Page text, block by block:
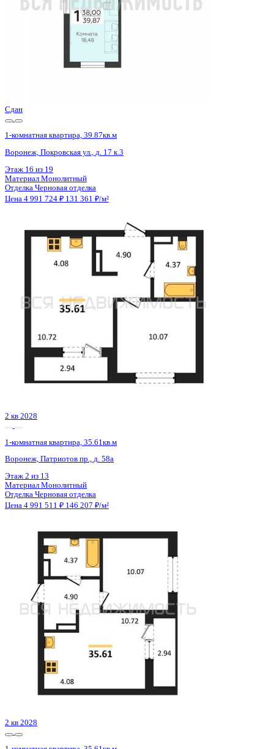
Сдан
1-комнатная квартира, 39.87кв.м
Воронеж, Покровская ул., д. 17 к.3
Этаж 19 из 19
Цена 4 991 724 ₽ 131 361 ₽/м²
Сдан
1-комнатная квартира, 39.87кв.м
Воронеж, Покровская ул., д. 17 к.3
17 из 19
Материал
Монолитный
Отделка Черновая отделка
131 361 ₽/м²